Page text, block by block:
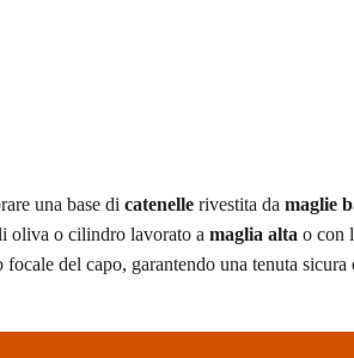
una base di catenelle rivestita da maglie
oliva o cilindro lavorato a maglia alta o con
del capo, garantendo una tenuta sicura